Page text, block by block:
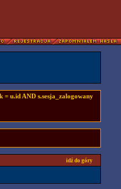
= u.id AND s.sesja_zalogowany
idź do góry